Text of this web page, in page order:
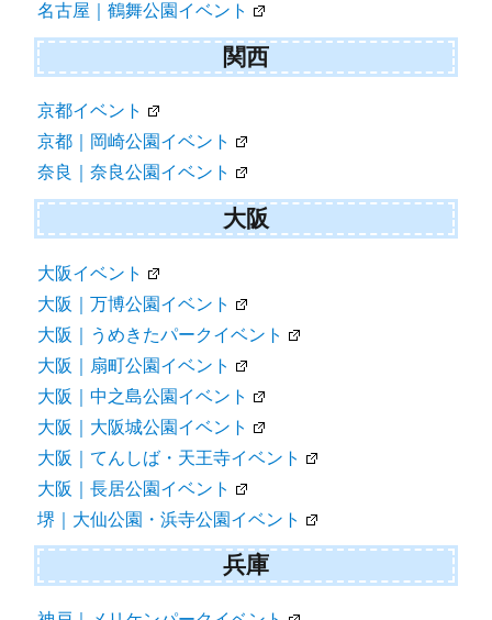
名古屋｜鶴舞公園イベント
関西
京都イベント
京都｜岡崎公園イベント
奈良｜奈良公園イベント
大阪
大阪イベント
大阪｜万博公園イベント
大阪｜うめきたパークイベント
大阪｜扇町公園イベント
大阪｜中之島公園イベント
大阪｜大阪城公園イベント
大阪｜てんしば・天王寺イベント
大阪｜長居公園イベント
堺｜大仙公園・浜寺公園イベント
兵庫